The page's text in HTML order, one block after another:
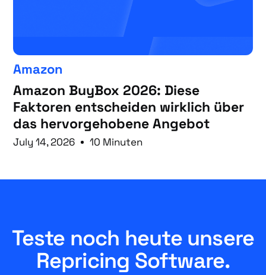
Amazon
Amazon BuyBox 2026: Diese
Faktoren entscheiden wirklich über
das hervorgehobene Angebot
July 14, 2026 10 Minuten
Teste noch heute unsere
Repricing Software.